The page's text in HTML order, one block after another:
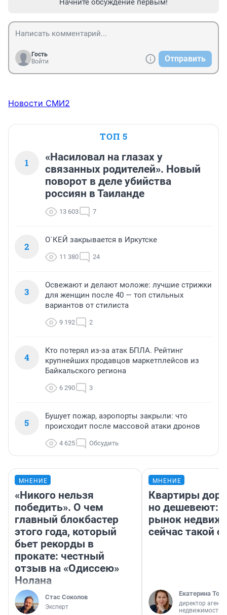
Начните обсуждение первым!
Гость
Войти
Отправить
Новости СМИ2
ТОП 5
1
«Насиловал на глазах у
связанных родителей». Новый
поворот в деле убийства
россиян в Таиланде
13 603 7
2
О`КЕЙ закрывается в Иркутске
11 380 24
3
Освежают и делают моложе: лучшие стрижки
для женщин после 40 — топ стильных
вариантов от стилиста
9 192 2
4
Кто потерял из-за атак БПЛА. Рейтинг
крупнейших продавцов маркетплейсов из
Байкальского региона
6 290 3
5
Бушует пожар, аэропорты закрыли: что
происходит после массовой атаки дронов
4 625 Обсудить
МНЕНИЕ
«Никого нельзя
победить». О чем
главный блокбастер
этого года, который
бьет рекорды в
прокате: честный
отзыв на «Одиссею»
Нолана
Стас Соколов
Эксперт
МНЕНИЕ
Квартиры
но дешевеют:
рынок
сейчас такой
Екатерина
директор
недвижимости